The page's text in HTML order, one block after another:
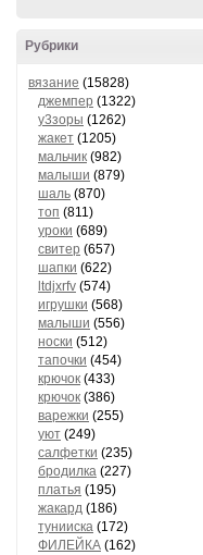
Рубрики
вязание (15828)
джемпер (1322)
у3зоры (1262)
жакет (1205)
мальчик (982)
малыши (879)
шаль (870)
топ (811)
уроки (689)
свитер (657)
шапки (622)
ltdjxrfv (574)
игрушки (568)
малыши (556)
носки (512)
тапочки (454)
крючок (433)
крючок (386)
варежки (255)
уют (249)
салфетки (235)
бродилка (227)
платья (195)
жакард (186)
тунииска (172)
ФИЛЕЙКА (162)